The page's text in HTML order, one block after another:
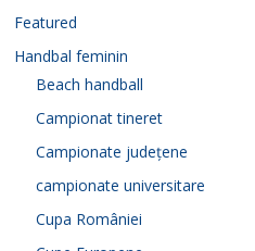
Featured
Handbal feminin
Beach handball
Campionat tineret
Campionate județene
campionate universitare
Cupa României